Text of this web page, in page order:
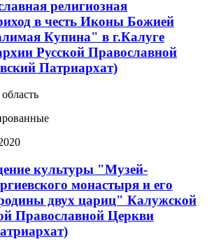
религиозная
в честь Иконы Божией
Купина" в г.Калуге
Русской Православной
Патриархат)
культуры "Музей-
монастыря и его
родины двух цариц" Калужской
Православной Церкви